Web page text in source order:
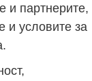
и партнерите,
и условите за